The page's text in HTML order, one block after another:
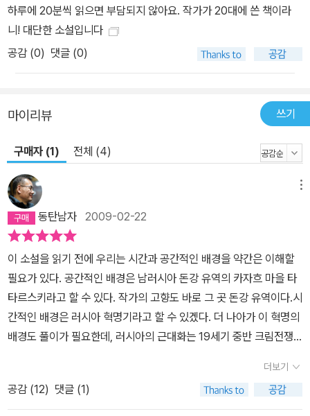
하루에 20분씩 읽으면 부담되지 않아요. 작가가 20대에 쓴 책이라
니! 대단한 소설입니다
공감 (0) 댓글 (0)
마이리뷰 쓰기
구매자 (1) 전체 (4)
동탄남자 2009-02-22
이 소설을 읽기 전에 우리는 시간과 공간적인 배경을 약간은 이해할
필요가 있다. 공간적인 배경은 남러시아 돈강 유역의 카자흐 마을 타
타르스키라고 할 수 있다. 작가의 고향도 바로 그 곳 돈강 유역이다.시
간적인 배경은 러시아 혁명기라고 할 수 있겠다. 더 나아가 이 혁명의
배경도 풀이가 필요한데, 러시아의 근대화는 19세기 중반 크림전쟁
아는 농노해방을 단행하지만, 수십년간 지속되는 극심한 경제공항은
그들 해방된 농노들의 자유에 아무런 희열을 제공하지 못하게 된다.
더보기
공감 (12) 댓글 (1)